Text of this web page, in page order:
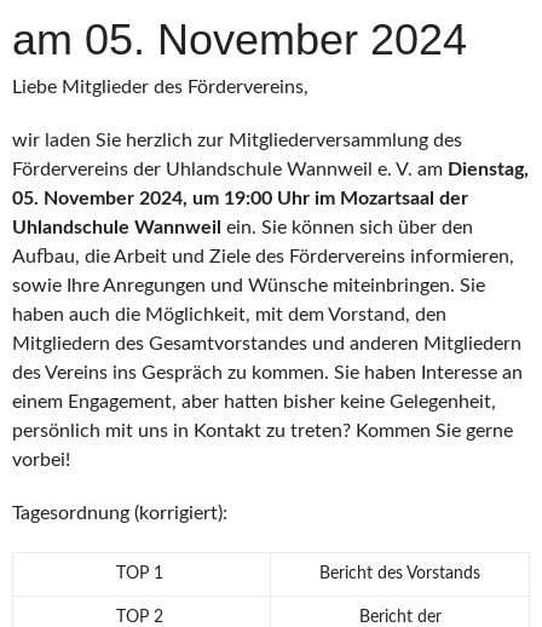
am 05. November 2024
Liebe Mitglieder des Fördervereins,
wir laden Sie herzlich zur Mitgliederversammlung des
Fördervereins der Uhlandschule Wannweil e. V. am Dienstag,
05. November 2024, um 19:00 Uhr im Mozartsaal der
Uhlandschule Wannweil ein. Sie können sich über den
Aufbau, die Arbeit und Ziele des Fördervereins informieren,
sowie Ihre Anregungen und Wünsche miteinbringen. Sie
haben auch die Möglichkeit, mit dem Vorstand, den
Mitgliedern des Gesamtvorstandes und anderen Mitgliedern
des Vereins ins Gespräch zu kommen. Sie haben Interesse an
einem Engagement, aber hatten bisher keine Gelegenheit,
persönlich mit uns in Kontakt zu treten? Kommen Sie gerne
vorbei!
Tagesordnung (korrigiert):
TOP 1 Bericht des Vorstands
TOP 2
Bericht der